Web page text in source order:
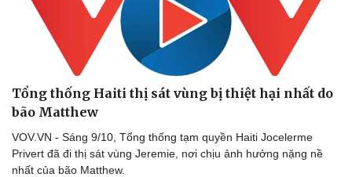
Tổng thống Haiti thị sát vùng bị thiệt hại nhất do
bão Matthew
VOV.VN - Sáng 9/10, Tổng thống tạm quyền Haiti Jocelerme
Privert đã đi thị sát vùng Jeremie, nơi chịu ảnh hưởng nặng nề
nhất của bão Matthew.